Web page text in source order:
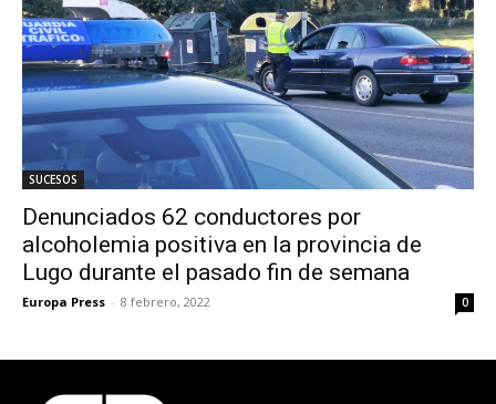
SUCESOS
Denunciados 62 conductores por
alcoholemia positiva en la provincia de
Lugo durante el pasado fin de semana
Europa Press - 8 febrero, 2022 0